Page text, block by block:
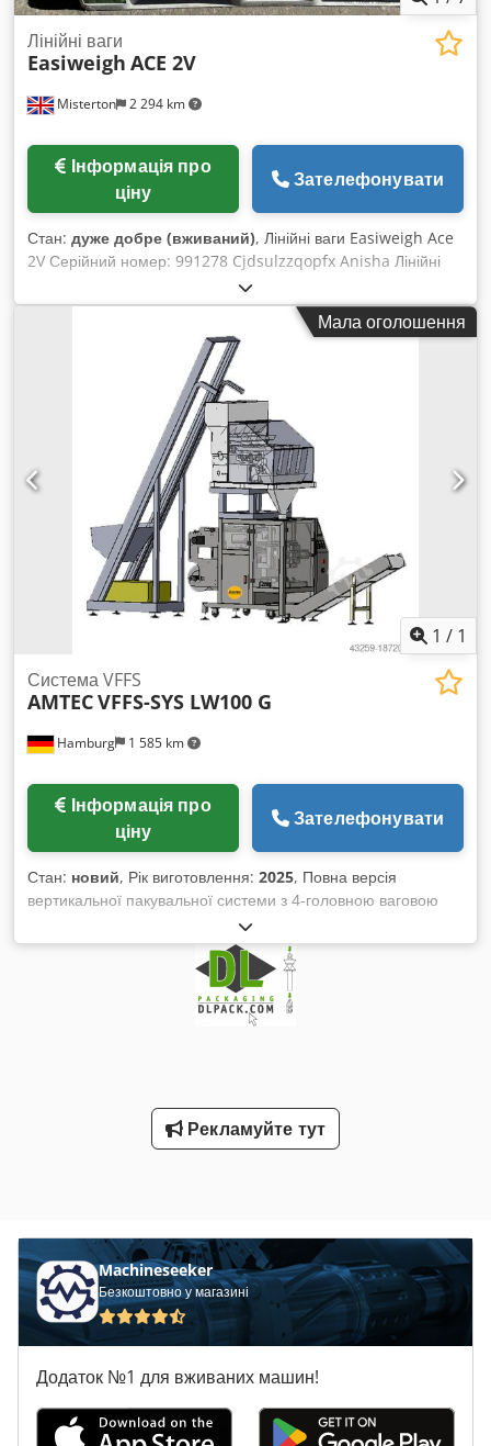
за середні ціни на вживані. Надішліть, будь ласка, запит та
опишіть Вашу задачу по пакуванню. Зазвичай на складі
постійно є 30-50 різних нових машин в наявності. Крім того,
– від приблизно 3 тижнів. Усі машини доступні з повною
Misterton 2 294 km
Лінійні ваги
Easiweigh ACE 2V
ціну
Зателефонувати
Стан: дуже добре (вживаний), Лінійні ваги Easiweigh Ace
2V Серійний номер: 991278 Cjdsulzzqopfx Anisha Лінійні
ваги з однією головкою з нержавіючої сталі, оснащені
ножною педаллю, 1 фаза.
Мала оголошення
1 / 1
Hamburg 1 585 km
Система VFFS
AMTECVFFS-SYS LW100 G
ціну
Зателефонувати
Стан: новий, Рік виготовлення: 2025, Повна версія
вертикальної пакувальної системи з 4-головною ваговою
системою (2,4 л/голова), одноємнісним подаючим
транспортером і випускним конвеєром. Вертикальна
пакувальна машина: PLC MITSUBISHI, сенсорний монітор
керування WEINVIEW, автоматичне налаштування програм,
датчик маркування, модуль для швидкої зміни форм, блок
190) (одинарна подача); макс. холостий хід машини: 100
тактів/хв; нержавіюча сталь; 220В/4,5кВт; 6 бар, 0,2м³/хв;
розміри машини: Д3842xШ1149xВ3113 мм (залежно від
машини. Просто зверніться до нас із Вашим пакувальним
завданням — ми з радістю допоможемо! На складі зазвичай
є 30-50 різних нових машин у наявності. Для машин, які
виготовляються під індивідуальні замовлення, у нас дуже
короткі терміни поставки — від 3 тижнів. Всі машини
Рекламуйте тут
Machineseeker
Безкоштовно у магазині
Додаток №1 для вживаних машин!